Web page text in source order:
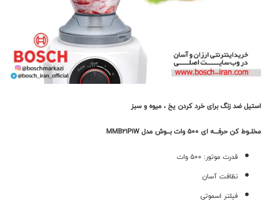
استیل ضد زنگ برای خرد کردن یخ ، میوه و سبز
مخلــوط کن حرفـــه ای 500 وات بـــوش مدل MMB21P1W
قدرت موتور: 500 وات
نظافت آسان
فیلتر اسموتی